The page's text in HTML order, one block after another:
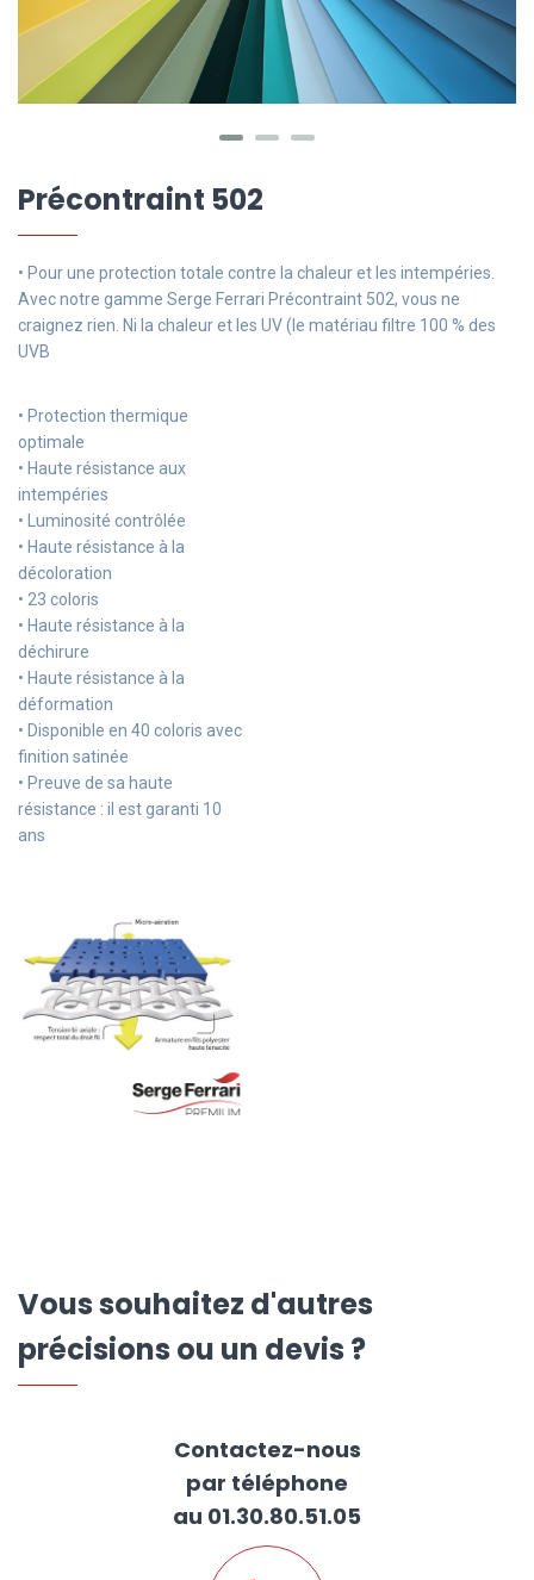
Précontraint 502
• Pour une protection totale contre la chaleur et les intempéries.
Avec notre gamme Serge Ferrari Précontraint 502, vous ne
craignez rien. Ni la chaleur et les UV (le matériau filtre 100 % des
UVB
• Protection thermique
optimale
• Haute résistance aux
intempéries
• Luminosité contrôlée
• Haute résistance à la
décoloration
• 23 coloris
• Haute résistance à la
déchirure
• Haute résistance à la
déformation
• Disponible en 40 coloris avec
finition satinée
• Preuve de sa haute
résistance : il est garanti 10
ans
Vous souhaitez d'autres
précisions ou un devis ?
Contactez-nous
par téléphone
au 01.30.80.51.05